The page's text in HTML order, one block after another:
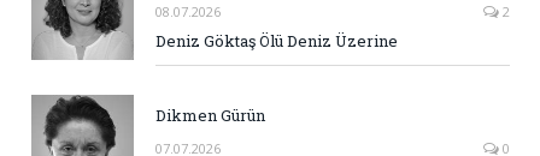
08.07.2026 2
Deniz Göktaş Ölü Deniz Üzerine
Dikmen Gürün
07.07.2026 0